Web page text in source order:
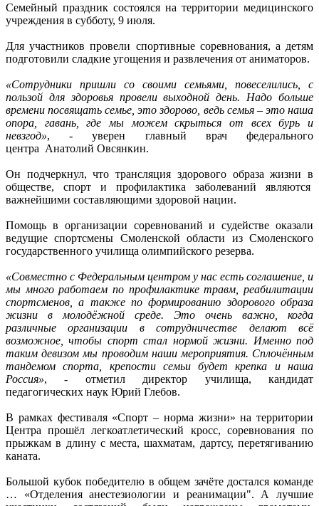
Семейный праздник состоялся на территории медицинского
учреждения в субботу, 9 июля.
Для участников провели спортивные соревнования, а детям
подготовили сладкие угощения и развлечения от аниматоров.
«Сотрудники пришли со своими семьями, повеселились, с
пользой для здоровья провели выходной день. Надо больше
времени посвящать семье, это здорово, ведь семья – это наша
опора, гавань, где мы можем скрыться от всех бурь и
невзгод», - уверен главный врач федерального
центра Анатолий Овсянкин.
Он подчеркнул, что трансляция здорового образа жизни в
обществе, спорт и профилактика заболеваний являются
важнейшими составляющими здоровой нации.
Помощь в организации соревнований и судействе оказали
ведущие спортсмены Смоленской области из Смоленского
государственного училища олимпийского резерва.
«Совместно с Федеральным центром у нас есть соглашение, и
мы много работаем по профилактике травм, реабилитации
спортсменов, а также по формированию здорового образа
жизни в молодёжной среде. Это очень важно, когда
различные организации в сотрудничестве делают всё
возможное, чтобы спорт стал нормой жизни. Именно под
таким девизом мы проводим наши мероприятия. Сплочённым
тандемом спорта, крепости семьи будет крепка и наша
Россия», - отметил директор училища, кандидат
педагогических наук Юрий Глебов.
В рамках фестиваля «Спорт – норма жизни» на территории
Центра прошёл легкоатлетический кросс, соревнования по
прыжкам в длину с места, шахматам, дартсу, перетягиванию
каната.
Большой кубок победителю в общем зачёте достался команде
… «Отделения анестезиологии и реанимации". А лучшие